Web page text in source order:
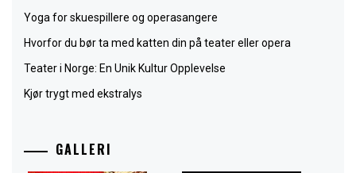
Yoga for skuespillere og operasangere
Hvorfor du bør ta med katten din på teater eller opera
Teater i Norge: En Unik Kultur Opplevelse
Kjør trygt med ekstralys
GALLERI